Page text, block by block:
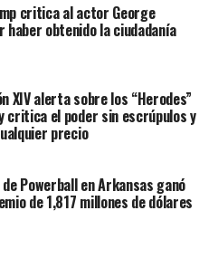
critica al actor George
haber obtenido la ciudadanía
XIV alerta sobre los “Herodes”
critica el poder sin escrúpulos y
precio
Powerball en Arkansas ganó
de 1,817 millones de dólares